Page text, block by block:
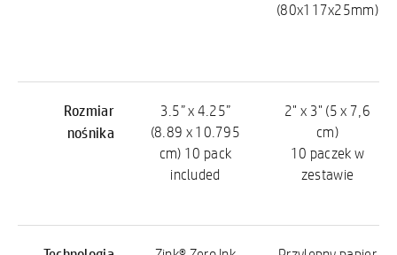
(80x117x25mm)
Rozmiar
nośnika
3.5” x 4.25”
(8.89 x 10.795
cm) 10 pack
included
2" x 3" (5 x 7,6
cm)
10 paczek w
zestawie